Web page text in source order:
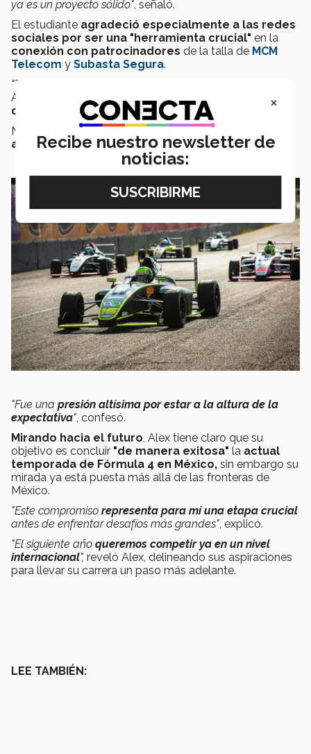
ya es un proyecto sólido", señaló.
El estudiante agradeció especialmente a las redes
sociales por ser una "herramienta crucial" en la
conexión con patrocinadores de la talla de MCM
Telecom y Subasta Segura.
"Tiene que
Alex, subrayando
la importancia de la pasión en el
deporte automovilístico.
No obstante, admitió queenfrentar la presión y las
altas expectativas ha sido un desafío constante
"Fue una presión altísima por estar a la altura de la
expectativa" , confesó.
Mirando hacia el futuro , Alex tiene claro que su
objetivo es concluir "de manera exitosa" la actual
temporada de Fórmula 4 en México, sin embargo su
mirada ya está puesta más allá de las fronteras de
México.
"Este compromiso representa para mí una etapa crucial
antes de enfrentar desafíos más grandes" , explicó.
"El siguiente año queremos competir ya en un nivel
internacional", reveló Alex, delineando sus aspiraciones
para llevar su carrera un paso más adelante.
LEE TAMBIÉN:
×
Recibe nuestro newsletter de
noticias: